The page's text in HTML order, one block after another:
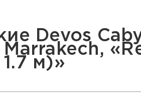
«Red 12814
Devos
1.7 м)»